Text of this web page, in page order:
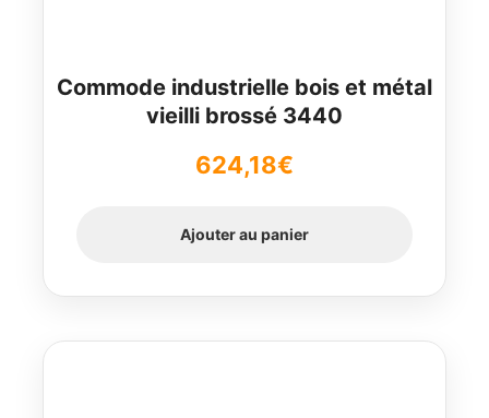
Commode industrielle bois et métal
vieilli brossé 3440
624,18€
Ajouter au panier